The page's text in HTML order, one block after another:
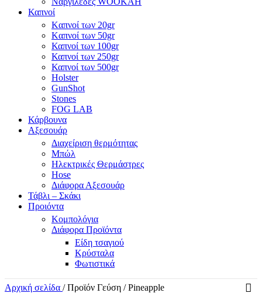
Καπνοί
Kαπνοί των 20gr
Kαπνοί των 50gr
Καπνοί των 100gr
Καπνοί των 250gr
Καπνοί των 500gr
Holster
GunShot
Stones
FOG LAB
Κάρβουνα
Αξεσουάρ
Διαχείριση θερμότητας
Μπώλ
Ηλεκτρικές Θερμάστρες
Hose
Διάφορα Αξεσουάρ
Τάβλι – Σκάκι
Προιόντα
Κομπολόγια
Διάφορα Προϊόντα
Είδη τσαγιού
Κρύσταλα
Φωτιστικά
Αρχική σελίδα / Προϊόν Γεύση / Pineapple